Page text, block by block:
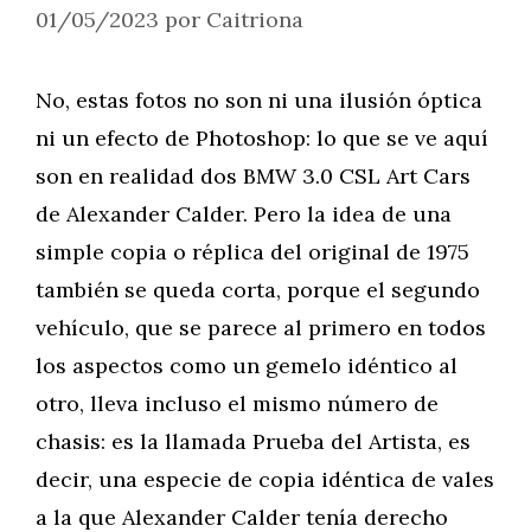
01/05/2023 por Caitriona
No, estas fotos no son ni una ilusión óptica
ni un efecto de Photoshop: lo que se ve aquí
son en realidad dos BMW 3.0 CSL Art Cars
de Alexander Calder. Pero la idea de una
simple copia o réplica del original de 1975
también se queda corta, porque el segundo
vehículo, que se parece al primero en todos
los aspectos como un gemelo idéntico al
otro, lleva incluso el mismo número de
chasis: es la llamada Prueba del Artista, es
decir, una especie de copia idéntica de vales
a la que Alexander Calder tenía derecho